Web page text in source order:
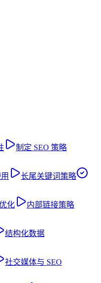
制定 SEO 策略
长尾关键词策略
化
内部链接策略
结构化数据
社交媒体与 SEO